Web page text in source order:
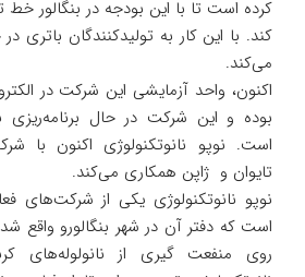
کرده است تا با این بودجه در بنگالور خط
کند. با این کار به تولیدکنندگان باتری
می‌کند.
اکنون، واحد آزمایشی این شرکت در
بوده و این شرکت در حال
است. نوپو نانوتکنولوژی اکنون با
تایوان و ژاپن همکاری می‌کند.
نوپو نانوتکنولوژی یکی از شرکت‌های
است که دفتر آن در شهر بنگالورو واقع
روی منفعت گیری از نانولوله‌های